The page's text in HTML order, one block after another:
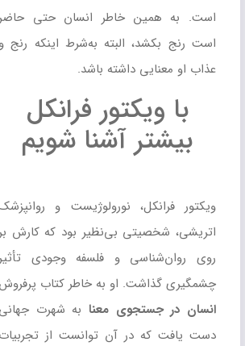
است. به همین خاطر انسان حتی حاضر
است رنج بکشد، البته به‌شرط اینکه رنج و
عذاب او معنایی داشته باشد.
با ویکتور فرانکل
بیشتر آشنا شویم
ویکتور فرانکل، نورولوژیست و روانپزشک
اتریشی، شخصیتی بی‌نظیر بود که کارش بر
روی روان‌شناسی و فلسفه وجودی تأثیر
چشمگیری گذاشت. او به خاطر کتاب پرفروش
انسان در جستجوی معنابه شهرت جهانی
دست یافت که در آن توانست از تجربیات